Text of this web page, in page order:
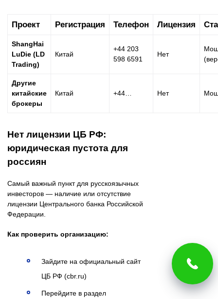
Проект Регистрация Телефон Лицензия
ShangHai
LuDie (LD
Trading)
Китай
+44 203
598 6591
Нет
Другие
китайские
брокеры
Китай +44… Нет
Нет лицензии ЦБ РФ:
юридическая пустота для
россиян
Самый важный пункт для русскоязычных
инвесторов — наличие или отсутствие
лицензии Центрального банка Российской
Федерации.
Как проверить организацию:
Зайдите на официальный сайт
ЦБ РФ (cbr.ru)
Перейдите в раздел